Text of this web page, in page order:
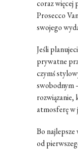
coraz więcej
Prosecco
swojego
Jeśli
prywatne
czymś
swobodnym
rozwiązanie,
atmosferę w
Bo najlepsze
od